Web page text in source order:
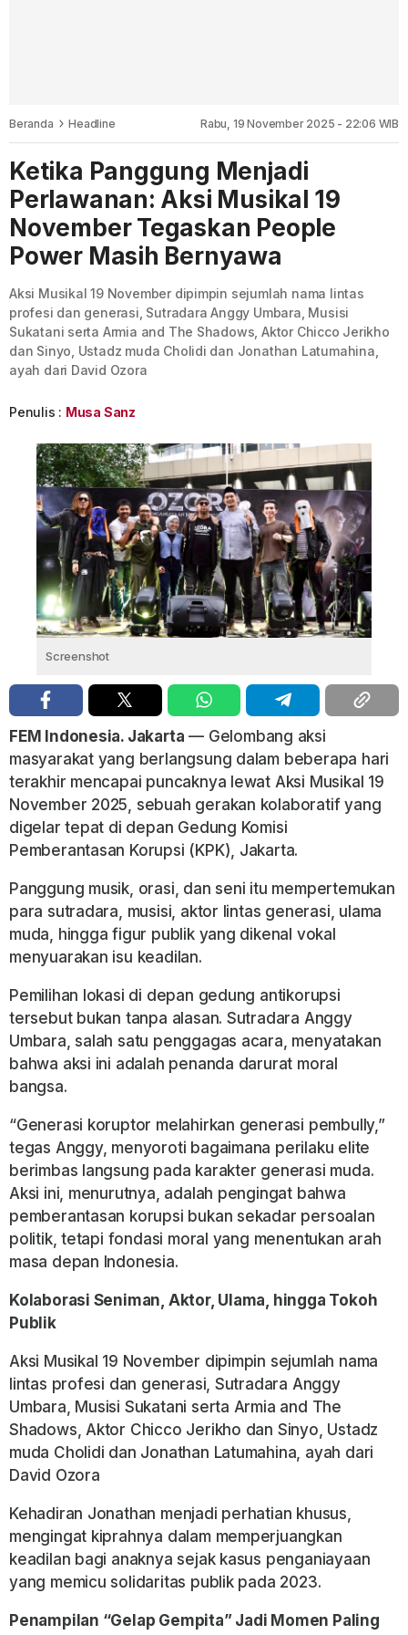
Beranda Headline Rabu, 19 November 2025 - 22:06 WIB
Ketika Panggung Menjadi
Perlawanan: Aksi Musikal 19
November Tegaskan People
Power Masih Bernyawa
Aksi Musikal 19 November dipimpin sejumlah nama lintas
profesi dan generasi, Sutradara Anggy Umbara, Musisi
Sukatani serta Armia and The Shadows, Aktor Chicco Jerikho
dan Sinyo, Ustadz muda Cholidi dan Jonathan Latumahina,
ayah dari David Ozora
Penulis : Musa Sanz
Screenshot
FEM Indonesia. Jakarta — Gelombang aksi
masyarakat yang berlangsung dalam beberapa hari
terakhir mencapai puncaknya lewat Aksi Musikal 19
November 2025, sebuah gerakan kolaboratif yang
digelar tepat di depan Gedung Komisi
Pemberantasan Korupsi (KPK), Jakarta.
Panggung musik, orasi, dan seni itu mempertemukan
para sutradara, musisi, aktor lintas generasi, ulama
muda, hingga figur publik yang dikenal vokal
menyuarakan isu keadilan.
Pemilihan lokasi di depan gedung antikorupsi
tersebut bukan tanpa alasan. Sutradara Anggy
Umbara, salah satu penggagas acara, menyatakan
bahwa aksi ini adalah penanda darurat moral
bangsa.
“Generasi koruptor melahirkan generasi pembully,”
tegas Anggy, menyoroti bagaimana perilaku elite
berimbas langsung pada karakter generasi muda.
Aksi ini, menurutnya, adalah pengingat bahwa
pemberantasan korupsi bukan sekadar persoalan
politik, tetapi fondasi moral yang menentukan arah
masa depan Indonesia.
Kolaborasi Seniman, Aktor, Ulama, hingga Tokoh
Publik
Aksi Musikal 19 November dipimpin sejumlah nama
lintas profesi dan generasi, Sutradara Anggy
Umbara, Musisi Sukatani serta Armia and The
Shadows, Aktor Chicco Jerikho dan Sinyo, Ustadz
muda Cholidi dan Jonathan Latumahina, ayah dari
David Ozora
Kehadiran Jonathan menjadi perhatian khusus,
mengingat kiprahnya dalam memperjuangkan
keadilan bagi anaknya sejak kasus penganiayaan
yang memicu solidaritas publik pada 2023.
Penampilan “Gelap Gempita” Jadi Momen Paling